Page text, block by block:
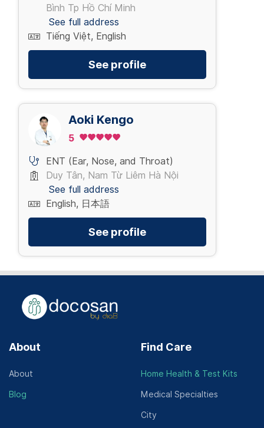
Bình Tp Hồ Chí Minh
See full address
Tiếng Việt, English
See profile
Aoki Kengo
5
ENT (Ear, Nose, and Throat)
Duy Tân, Nam Từ Liêm Hà Nội
See full address
English, 日本語
See profile
About
About
Blog
Find Care
Home Health & Test Kits
Medical Specialties
City